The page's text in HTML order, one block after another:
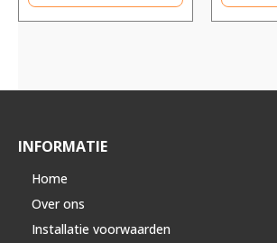
INFORMATIE
Home
Over ons
Installatie voorwaarden